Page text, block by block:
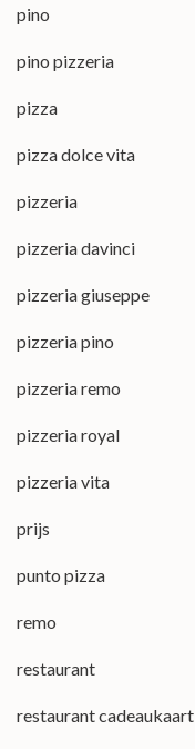
pino
pino pizzeria
pizza
pizza dolce vita
pizzeria
pizzeria davinci
pizzeria giuseppe
pizzeria pino
pizzeria remo
pizzeria royal
pizzeria vita
prijs
punto pizza
remo
restaurant
restaurant cadeaukaart